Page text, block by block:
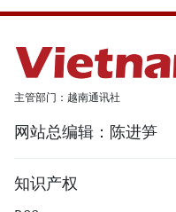
主管部门：越南通讯社
网站总编辑：陈进笋
知识产权